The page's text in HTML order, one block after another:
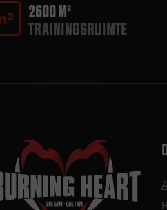
2600 M²
TRAININGSRUIMTE